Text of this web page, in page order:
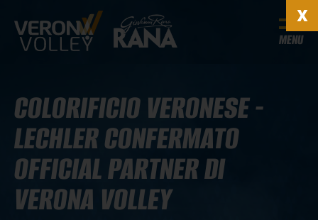
MENU
COLORIFICIO VERONESE -
LECHLER CONFERMATO
OFFICIAL PARTNER DI
VERONA VOLLEY